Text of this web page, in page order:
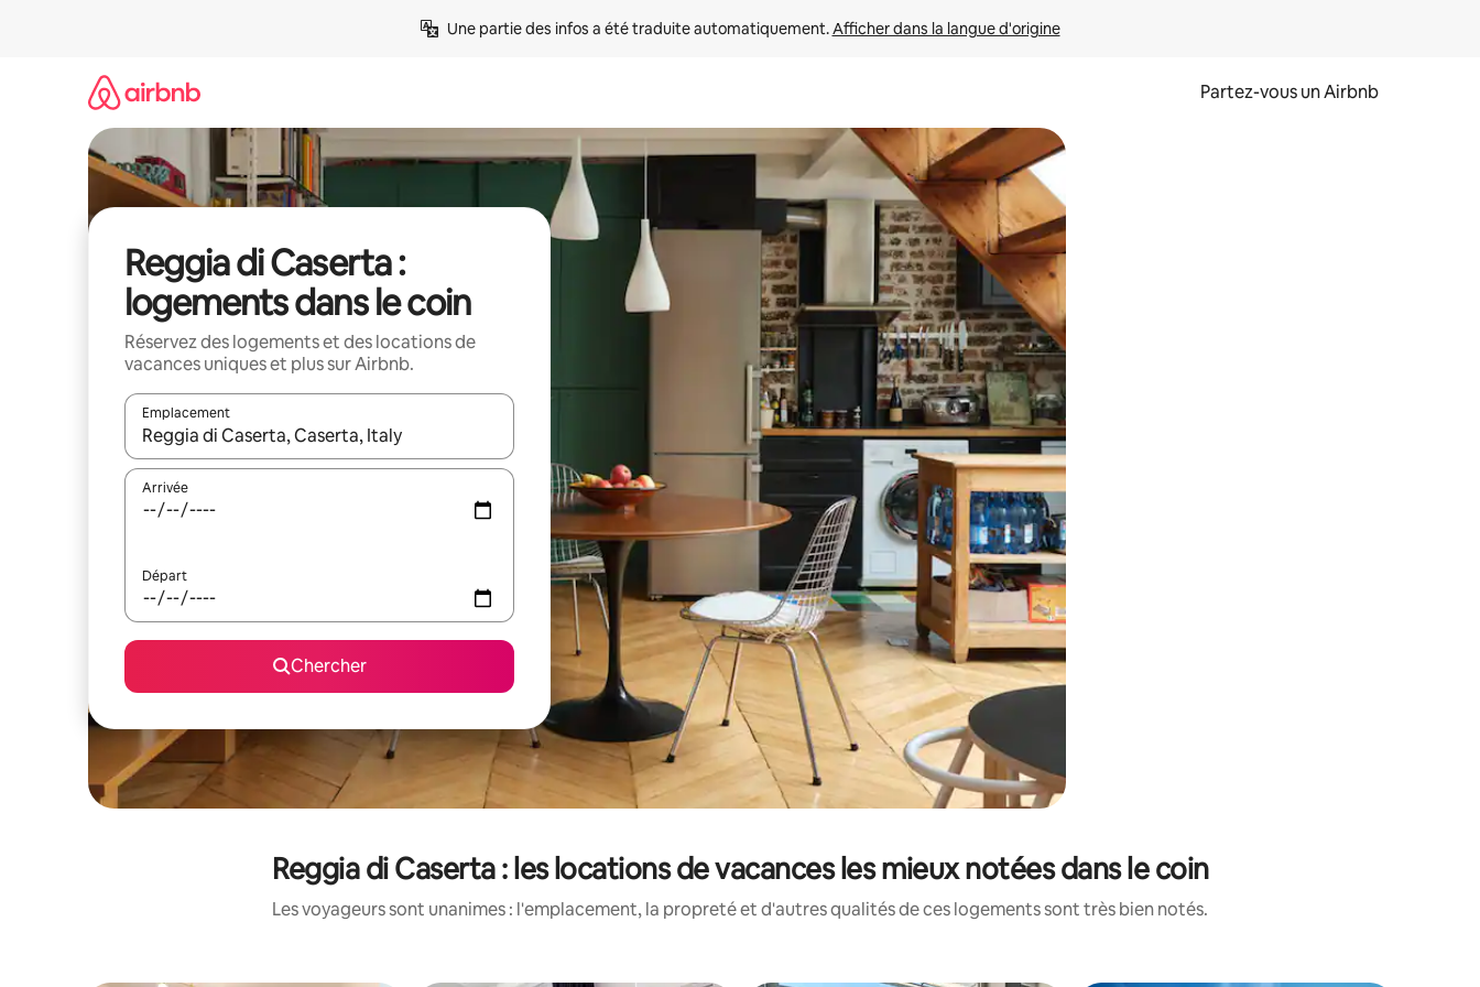
Une partie des infos a été traduite automatiquement. Afficher dans la langue d'origine
Partez-vous un Airbnb
Reggia di Caserta :
logements dans le coin
Réservez des logements et des locations de
vacances uniques et plus sur Airbnb.
Emplacement
Quand les résultats sont affichés, parcourez-les en utilisant les flèches vers le haut et vers le bas, ou en appuyant dessus et en les faisant glisser.
Arrivée
Départ
Chercher
Reggia di Caserta : les locations de vacances les mieux notées dans le coin
Les voyageurs sont unanimes : l'emplacement, la propreté et d'autres qualités de ces logements sont très bien notés.